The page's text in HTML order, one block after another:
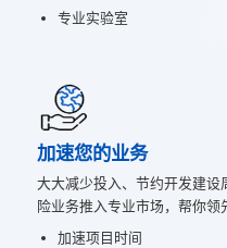
专业实验室
加速您的业务
大大减少投入、节约开发建
险业务推入专业市场，帮你
加速项目时间